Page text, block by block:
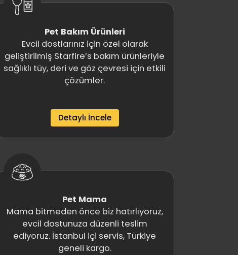
Pet Bakım Ürünleri
Evcil dostlarınız için özel olarak
geliştirilmiş Starfire’s bakım ürünleriyle
sağlıklı tüy, deri ve göz çevresi için etkili
çözümler.
Detaylı İncele
Pet Mama
Mama bitmeden önce biz hatırlıyoruz,
evcil dostunuza düzenli teslim
ediyoruz. İstanbul içi servis, Türkiye
geneli kargo.